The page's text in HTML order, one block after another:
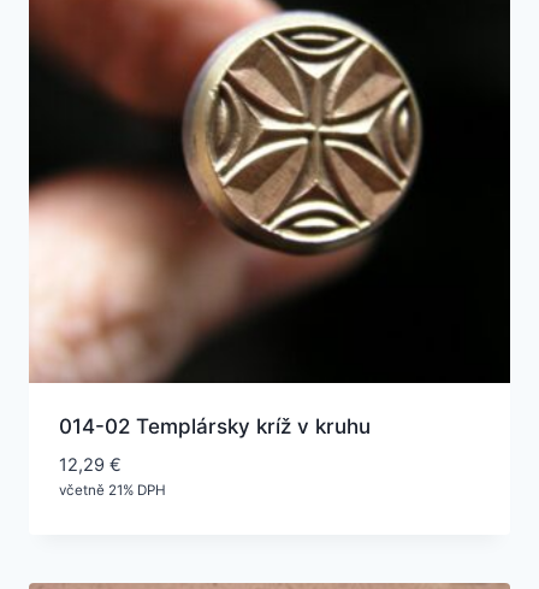
014-02 Templársky kríž v kruhu
12,29 €
včetně 21% DPH